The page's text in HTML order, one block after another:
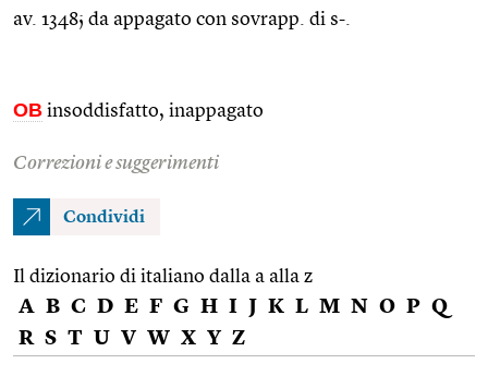
av. 1348; da appagato con sovrapp. di s-.
OB insoddisfatto, inappagato
Correzioni e suggerimenti
Condividi
Il dizionario di italiano dalla a alla z
A B C D E F G H I J K L M N O P Q
R S T U V W X Y Z